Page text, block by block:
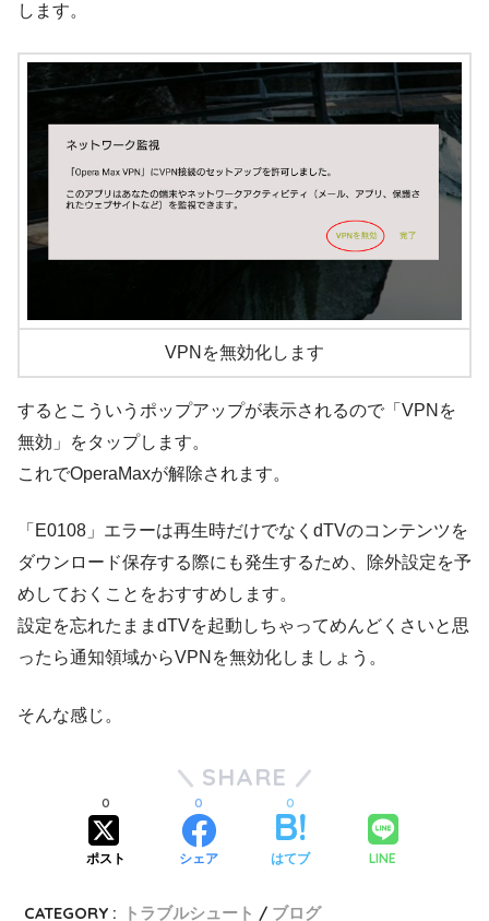
します。
VPNを無効化します
するとこういうポップアップが表示されるので「VPNを
無効」をタップします。
これでOperaMaxが解除されます。
「E0108」エラーは再生時だけでなくdTVのコンテンツを
ダウンロード保存する際にも発生するため、除外設定を予
めしておくことをおすすめします。
設定を忘れたままdTVを起動しちゃってめんどくさいと思
ったら通知領域からVPNを無効化しましょう。
そんな感じ。
SHARE
ポスト
0
シェア
0
はてブ
0
LINE
CATEGORY : トラブルシュート ブログ